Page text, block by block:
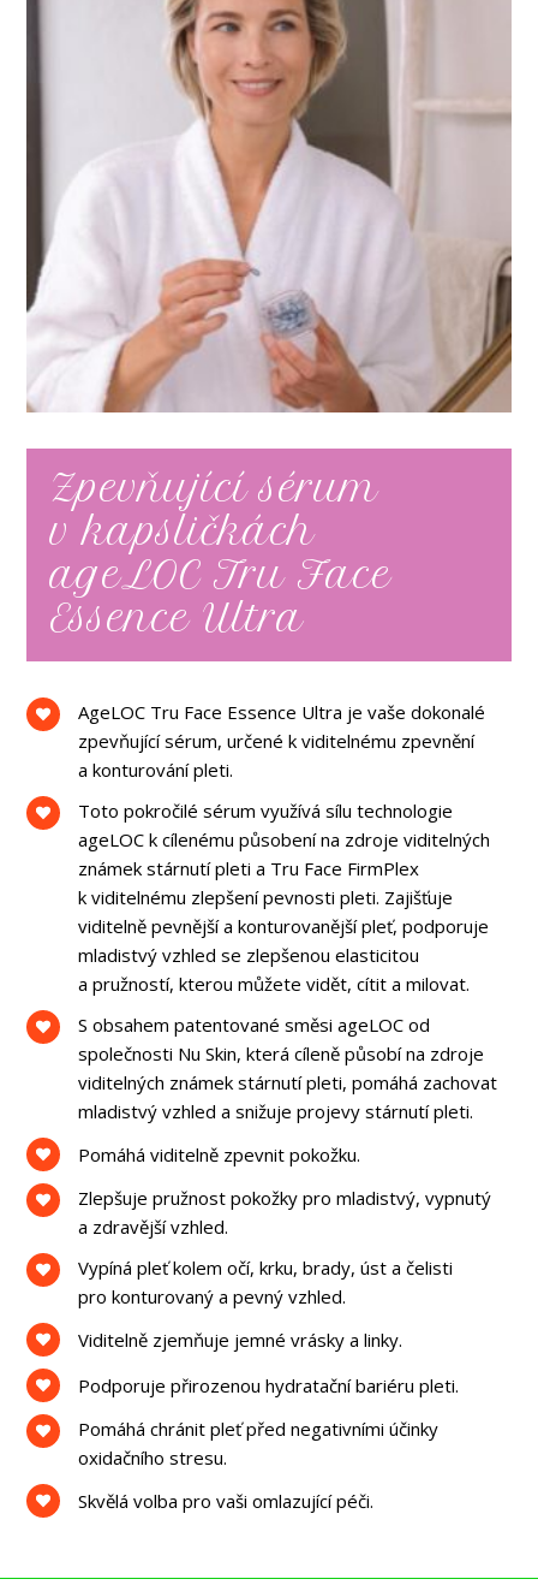
Zpevňující sérum
v kapsličkách
ageLOC Tru Face
Essence Ultra
AgeLOC Tru Face Essence Ultra je vaše dokonalé
zpevňující sérum, určené k viditelnému zpevnění
a konturování pleti.
Toto pokročilé sérum využívá sílu technologie
ageLOC k cílenému působení na zdroje viditelných
známek stárnutí pleti a Tru Face FirmPlex
k viditelnému zlepšení pevnosti pleti. Zajišťuje
viditelně pevnější a konturovanější pleť, podporuje
mladistvý vzhled se zlepšenou elasticitou
a pružností, kterou můžete vidět, cítit a milovat.
S obsahem patentované směsi ageLOC od
společnosti Nu Skin, která cíleně působí na zdroje
viditelných známek stárnutí pleti, pomáhá zachovat
mladistvý vzhled a snižuje projevy stárnutí pleti.
Pomáhá viditelně zpevnit pokožku.
Zlepšuje pružnost pokožky pro mladistvý, vypnutý
a zdravější vzhled.
Vypíná pleť kolem očí, krku, brady, úst a čelisti
pro konturovaný a pevný vzhled.
Viditelně zjemňuje jemné vrásky a linky.
Podporuje přirozenou hydratační bariéru pleti.
Pomáhá chránit pleť před negativními účinky
oxidačního stresu.
Skvělá volba pro vaši omlazující péči.